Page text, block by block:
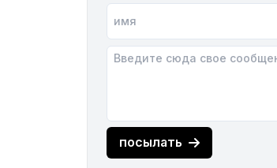
посылать